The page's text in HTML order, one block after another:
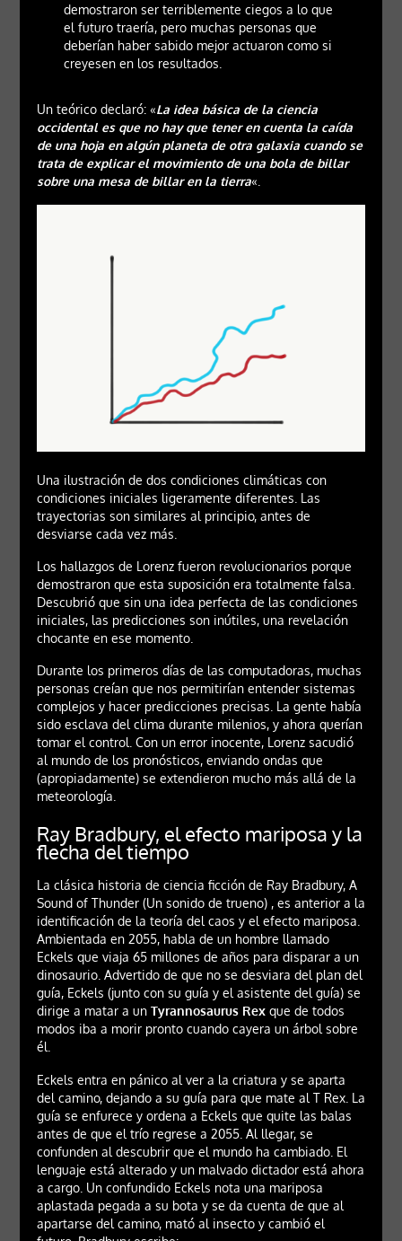
demostraron ser terriblemente ciegos a lo que
el futuro traería, pero muchas personas que
deberían haber sabido mejor actuaron como si
creyesen en los resultados.
Un teórico declaró: «La idea básica de la ciencia
occidental es que no hay que tener en cuenta la caída
de una hoja en algún planeta de otra galaxia cuando se
trata de explicar el movimiento de una bola de billar
sobre una mesa de billar en la tierra«.
Una ilustración de dos condiciones climáticas con
condiciones iniciales ligeramente diferentes. Las
trayectorias son similares al principio, antes de
desviarse cada vez más.
Los hallazgos de Lorenz fueron revolucionarios porque
demostraron que esta suposición era totalmente falsa.
Descubrió que sin una idea perfecta de las condiciones
iniciales, las predicciones son inútiles, una revelación
chocante en ese momento.
Durante los primeros días de las computadoras, muchas
personas creían que nos permitirían entender sistemas
complejos y hacer predicciones precisas. La gente había
sido esclava del clima durante milenios, y ahora querían
tomar el control. Con un error inocente, Lorenz sacudió
al mundo de los pronósticos, enviando ondas que
(apropiadamente) se extendieron mucho más allá de la
meteorología.
Ray Bradbury, el efecto mariposa y la
flecha del tiempo
La clásica historia de ciencia ficción de Ray Bradbury, A
Sound of Thunder (Un sonido de trueno) , es anterior a la
identificación de la teoría del caos y el efecto mariposa.
Ambientada en 2055, habla de un hombre llamado
Eckels que viaja 65 millones de años para disparar a un
dinosaurio. Advertido de que no se desviara del plan del
guía, Eckels (junto con su guía y el asistente del guía) se
dirige a matar a un Tyrannosaurus Rexque de todos
modos iba a morir pronto cuando cayera un árbol sobre
él.
Eckels entra en pánico al ver a la criatura y se aparta
del camino, dejando a su guía para que mate al T Rex. La
guía se enfurece y ordena a Eckels que quite las balas
antes de que el trío regrese a 2055. Al llegar, se
confunden al descubrir que el mundo ha cambiado. El
lenguaje está alterado y un malvado dictador está ahora
a cargo. Un confundido Eckels nota una mariposa
aplastada pegada a su bota y se da cuenta de que al
apartarse del camino, mató al insecto y cambió el